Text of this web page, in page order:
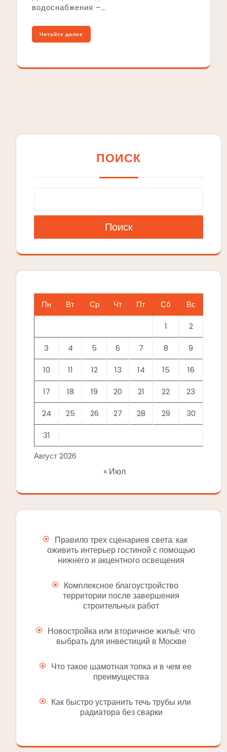
водоснабжения –…
Читайте далее
ПОИСК
Поиск
Август 2026
Пн Вт Ср Чт Пт Сб Вс
1 2
3 4 5 6 7 8 9
10 11 12 13 14 15 16
17 18 19 20 21 22 23
24 25 26 27 28 29 30
31
« Июл
Правило трех сценариев света: как
оживить интерьер гостиной с помощью
нижнего и акцентного освещения
Комплексное благоустройство
территории после завершения
строительных работ
Новостройка или вторичное жильё: что
выбрать для инвестиций в Москве
Что такое шамотная топка и в чем ее
преимущества
Как быстро устранить течь трубы или
радиатора без сварки